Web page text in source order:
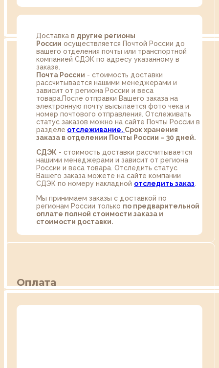
Доставка в другие регионы
России осуществляется Почтой России до
вашего отделения почты или транспортной
компанией СДЭК по адресу указанному в
заказе.
Почта России - стоимость доставки
рассчитывается нашими менеджерами и
зависит от региона России и веса
товара.После отправки Вашего заказа на
электронную почту высылается фото чека и
номер почтового отправления. Отслеживать
статус заказов можно на сайте Почты России в
разделе oтслеживание. Срок хранения
заказа в отделении Почты России – 30 дней.
СДЭК - стоимость доставки рассчитывается
нашими менеджерами и зависит от региона
России и веса товара. Отследить статус
Вашего заказа можете на сайте компании
СДЭК по номеру накладной отследить заказ
Мы принимаем заказы с доставкой по
регионам России только по предварительной
оплате полной стоимости заказа и
стоимости доставки.
Оплата